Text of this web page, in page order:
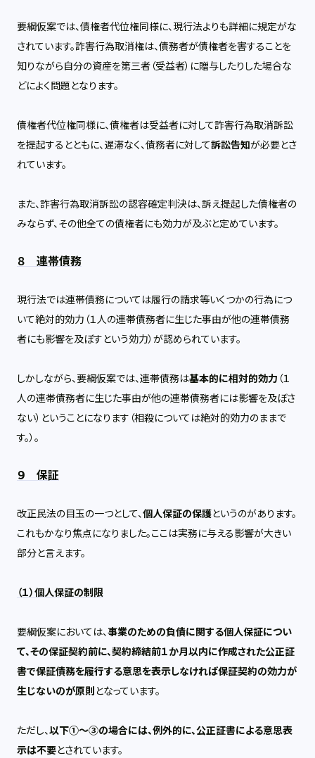
要綱仮案では、債権者代位権同様に、現行法よりも詳細に規定がな
されています。詐害行為取消権は、債務者が債権者を害することを
知りながら自分の資産を第三者（受益者）に贈与したりした場合な
どによく問題となります。
債権者代位権同様に、債権者は受益者に対して詐害行為取消訴訟
を提起するとともに、遅滞なく、債務者に対して訴訟告知が必要とさ
れています。
また、詐害行為取消訴訟の認容確定判決は、訴え提起した債権者の
みならず、その他全ての債権者にも効力が及ぶと定めています。
８ 連帯債務
現行法では連帯債務については履行の請求等いくつかの行為につ
いて絶対的効力（１人の連帯債務者に生じた事由が他の連帯債務
者にも影響を及ぼすという効力）が認められています。
しかしながら、要綱仮案では、連帯債務は基本的に相対的効力 （１
人の連帯債務者に生じた事由が他の連帯債務者には影響を及ぼさ
ない）ということになります（相殺については絶対的効力のままで
す。）。
９ 保証
改正民法の目玉の一つとして、個人保証の保護というのがあります。
これもかなり焦点になりました。ここは実務に与える影響が大きい
部分と言えます。
（１）個人保証の制限
要綱仮案においては、事業のための負債に関する個人保証につい
て、その保証契約前に、契約締結前１か月以内に作成された公正証
書で保証債務を履行する意思を表示しなければ保証契約の効力が
生じないのが原則となっています。
ただし、以下①～③の場合には、例外的に、公正証書による意思表
示は不要とされています。